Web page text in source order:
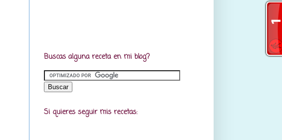
Buscas alguna receta en mi blog?
Si quieres seguir mis recetas: